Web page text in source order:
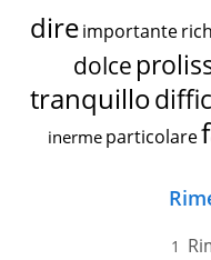
dire importante
dolce
tranquillo
inerme particolare